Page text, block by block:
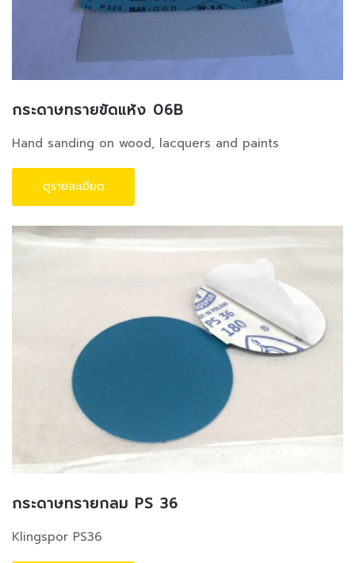
กระดาษทรายขัดแห้ง 06B
Hand sanding on wood, lacquers and paints
ดูรายละเอียด
กระดาษทรายกลม PS 36
Klingspor PS36